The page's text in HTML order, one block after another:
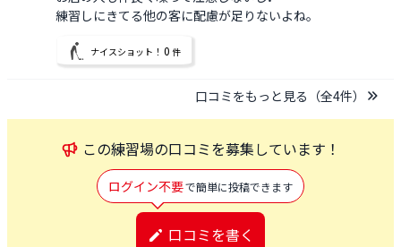
練習しにきてる他の客に配慮が足りないよね。
ナイスショット！ 0 件
口コミをもっと見る（全4件）
この練習場の口コミを募集しています！
ログイン不要で簡単に投稿できます
口コミを書く